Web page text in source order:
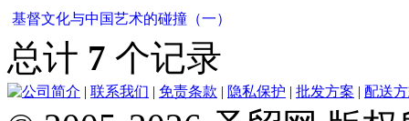
基督文化与中国艺术的碰撞（一）
总计 7 个记录
公司简介 | 联系我们 | 免责条款 | 隐私保护 | 批发方案 | 配送